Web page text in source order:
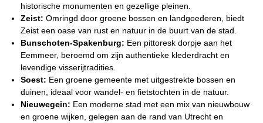
historische monumenten en gezellige pleinen.
Zeist: Omringd door groene bossen en landgoederen, biedt
Zeist een oase van rust en natuur in de buurt van de stad.
Bunschoten-Spakenburg: Een pittoresk dorpje aan het
Eemmeer, beroemd om zijn authentieke klederdracht en
levendige visserijtradities.
Soest: Een groene gemeente met uitgestrekte bossen en
duinen, ideaal voor wandel- en fietstochten in de natuur.
Nieuwegein: Een moderne stad met een mix van nieuwbouw
en groene wijken, gelegen aan de rand van Utrecht en